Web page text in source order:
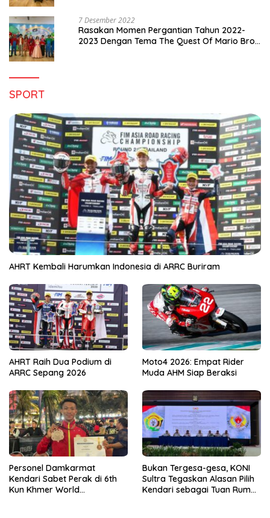
7 Desember 2022
Rasakan Momen Pergantian Tahun 2022-
2023 Dengan Tema The Quest Of Mario Bros
SPORT
AHRT Kembali Harumkan Indonesia di ARRC Buriram
AHRT Raih Dua Podium di
ARRC Sepang 2026
Moto4 2026: Empat Rider
Muda AHM Siap Beraksi
Personel Damkarmat
Kendari Sabet Perak di 6th
Kun Khmer World
Bukan Tergesa-gesa, KONI
Sultra Tegaskan Alasan Pilih
Kendari sebagai Tuan Rumah